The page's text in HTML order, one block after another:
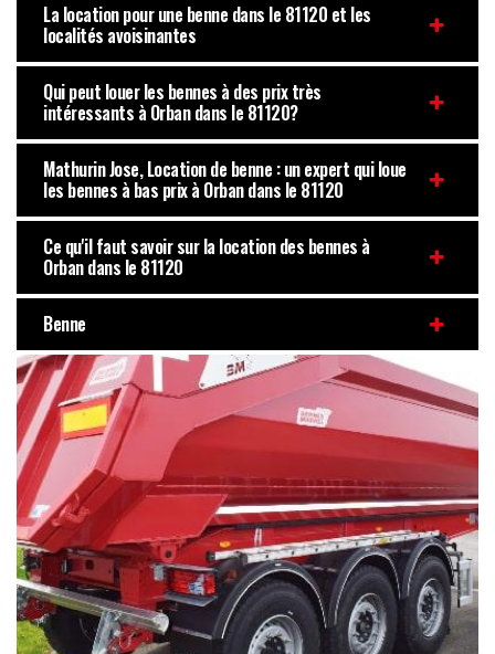
La location pour une benne dans le 81120 et les
localités avoisinantes
Qui peut louer les bennes à des prix très
intéressants à Orban dans le 81120?
Mathurin Jose, Location de benne : un expert qui loue
les bennes à bas prix à Orban dans le 81120
Ce qu'il faut savoir sur la location des bennes à
Orban dans le 81120
Benne